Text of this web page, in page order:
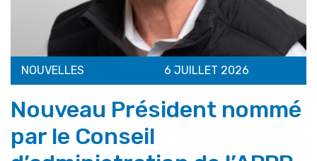
NOUVELLES 6 JUILLET 2026
Nouveau Président nommé
par le Conseil